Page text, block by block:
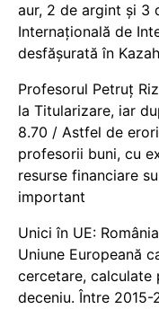
aur, 2 de argint și 3
Internațională de
desfășurată în
Profesorul Petruț
la Titularizare, iar
8.70 / Astfel de
profesorii buni, cu
resurse financiare
important
Unici în UE:
Uniune Europeană
cercetare, calculate
deceniu. Între